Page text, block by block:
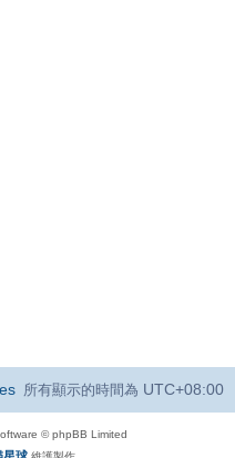
所有顯示的時間為 UTC+08:00
© phpBB Limited